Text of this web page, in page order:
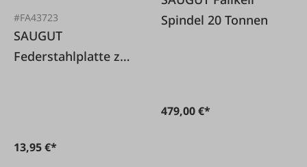
#FA43723
SAUGUT
Federstahlplatte zu
13,95 €*
Spindel 20 Tonnen
479,00 €*